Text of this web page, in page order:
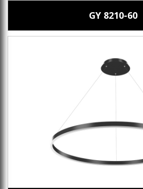
GY 8210-60